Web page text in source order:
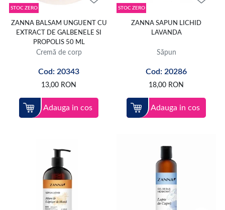
STOC ZERO
ZANNA BALSAM UNGUENT CU
EXTRACT DE GALBENELE SI
PROPOLIS 50 ML
Cremă de corp
Cod: 20343
13,00 RON
Adauga in cos
STOC ZERO
ZANNA SAPUN LICHID
LAVANDA
Săpun
Cod: 20286
18,00 RON
Adauga in cos